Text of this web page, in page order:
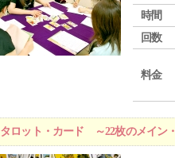
時間
回数
料金
タロット・カード ～22枚のメイン